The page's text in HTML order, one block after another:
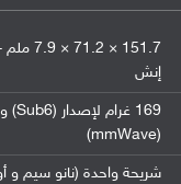
إنش
(mmWave)
شريحة واحدة (نانو سيم و